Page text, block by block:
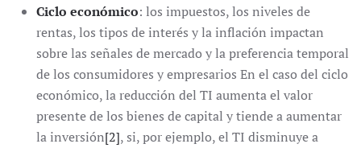
Ciclo económico: los impuestos, los niveles de
rentas, los tipos de interés y la inflación impactan
sobre las señales de mercado y la preferencia temporal
de los consumidores y empresarios En el caso del ciclo
económico, la reducción del TI aumenta el valor
presente de los bienes de capital y tiende a aumentar
la inversión[2], si, por ejemplo, el TI disminuye a